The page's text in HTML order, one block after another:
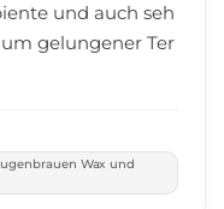
und auch seh
Wax und